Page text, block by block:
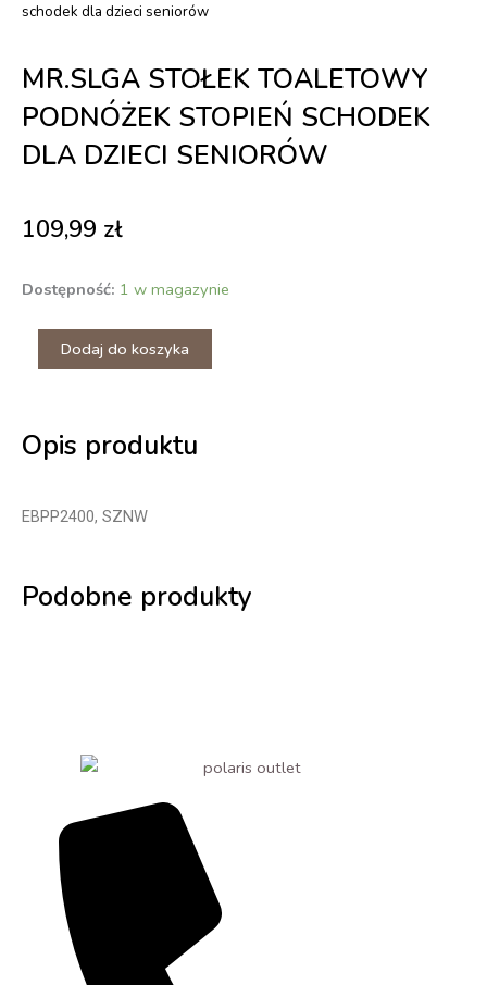
schodek dla dzieci seniorów
MR.SLGA STOŁEK TOALETOWY
PODNÓŻEK STOPIEŃ SCHODEK
DLA DZIECI SENIORÓW
109,99 zł
Dostępność: 1 w magazynie
ilość
Stołek
toaletowy
podnóżek
dla
dzieci
Dodaj do koszyka
Opis produktu
EBPP2400, SZNW
Podobne produkty